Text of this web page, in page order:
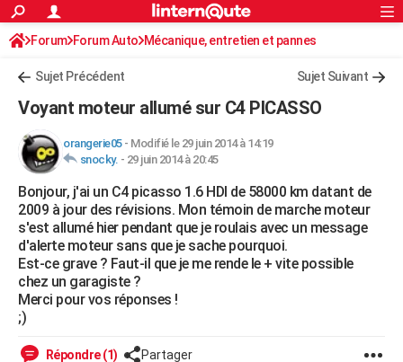
ACTUALITÉS
Politique
Société
Faits Divers
Education
Monde
Villes
+
Retraite
Impôts
Epargne
Immobilier
Risques naturels par ville
Banque
Assurance
Crédit
AUTO
Essais
Réserver un essai
Citadines
Berlines
SUV
Forum auto
+HIGH-TECH
Mobiles
Meilleur smartphone
Internet
Ordinateurs
Jeux vidéo
Guide high-tech
+BRICOLAGE
Forum
Aménagement intérieur
Extérieur
Cuisine
Salle de bains
Jardinage
Rangement
WEEK-END
Guides de France
Escapades
Patrimoine
Expositions
Musées
Week-end nature
LIFESTYLE
Art de vivre
Bien-être
Loisirs
Mode
Modes de vie
SANTE
Rechercher
S'inscrire
Connexion
Forum Forum Auto Mécanique, entretien et pannes
Sujet Précédent Sujet Suivant
Voyant moteur allumé sur C4 PICASSO
orangerie05- Modifié le 29 juin 2014 à 14:19
snocky. - 29 juin 2014 à 20:45
Bonjour, j'ai un C4 picasso 1.6 HDI de 58000 km datant de
2009 à jour des révisions. Mon témoin de marche moteur
s'est allumé hier pendant que je roulais avec un message
d'alerte moteur sans que je sache pourquoi.
Est-ce grave ? Faut-il que je me rende le + vite possible
chez un garagiste ?
Merci pour vos réponses !
;)
Répondre (1) Partager